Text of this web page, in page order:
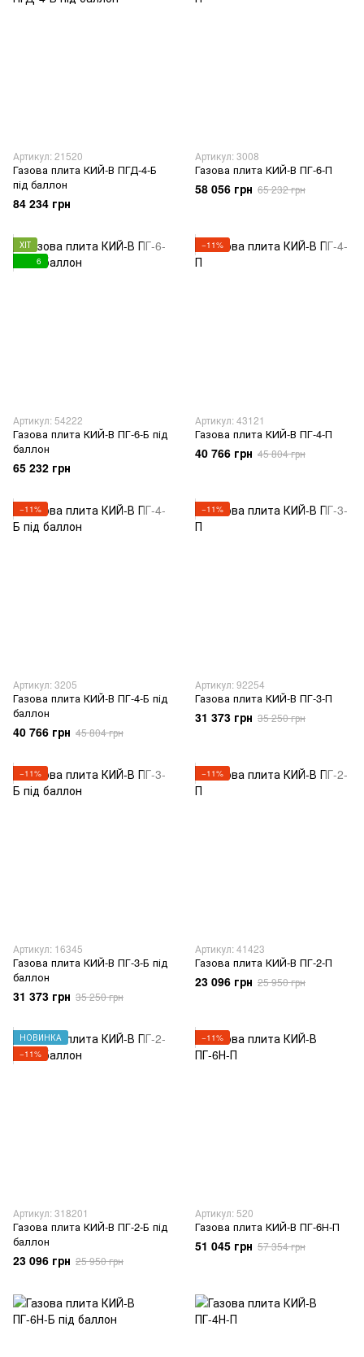
Артикул: 21520
Газова плита КИЙ-В ПГД-4-Б
під баллон
84 234 грн
Артикул: 3008
Газова плита КИЙ-В ПГ-6-П
58 056 грн 65 232 грн
ХІТ
6
Артикул: 54222
Газова плита КИЙ-В ПГ-6-Б під
баллон
65 232 грн
−11%
Артикул: 43121
Газова плита КИЙ-В ПГ-4-П
40 766 грн 45 804 грн
−11%
Артикул: 3205
Газова плита КИЙ-В ПГ-4-Б під
баллон
40 766 грн 45 804 грн
−11%
Артикул: 92254
Газова плита КИЙ-В ПГ-3-П
31 373 грн 35 250 грн
−11%
Артикул: 16345
Газова плита КИЙ-В ПГ-3-Б під
баллон
31 373 грн 35 250 грн
−11%
Артикул: 41423
Газова плита КИЙ-В ПГ-2-П
23 096 грн 25 950 грн
НОВИНКА
−11%
Артикул: 318201
Газова плита КИЙ-В ПГ-2-Б під
баллон
23 096 грн 25 950 грн
−11%
Артикул: 520
Газова плита КИЙ-В ПГ-6Н-П
51 045 грн 57 354 грн